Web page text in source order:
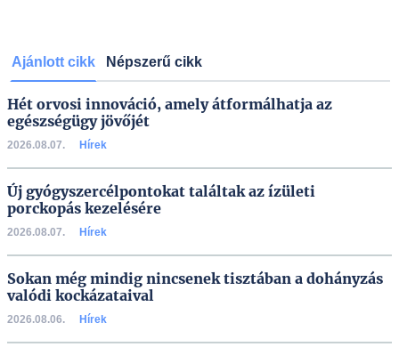
Ajánlott cikk Népszerű cikk
Hét orvosi innováció, amely átformálhatja az
egészségügy jövőjét
2026.08.07. Hírek
Új gyógyszercélpontokat találtak az ízületi
porckopás kezelésére
2026.08.07. Hírek
Sokan még mindig nincsenek tisztában a dohányzás
valódi kockázataival
2026.08.06. Hírek